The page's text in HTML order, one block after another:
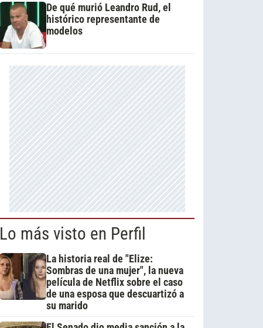
De qué murió Leandro Rud, el
histórico representante de
modelos
Lo más visto en Perfil
La historia real de "Elize:
Sombras de una mujer", la nueva
película de Netflix sobre el caso
de una esposa que descuartizó a
su marido